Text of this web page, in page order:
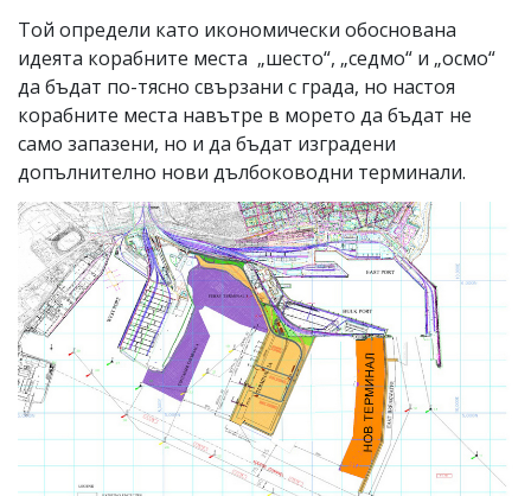
Той определи като икономически обоснована
идеята корабните места „шесто“, „седмо“ и „осмо“
да бъдат по-тясно свързани с града, но настоя
корабните места навътре в морето да бъдат не
само запазени, но и да бъдат изградени
допълнително нови дълбоководни терминали.